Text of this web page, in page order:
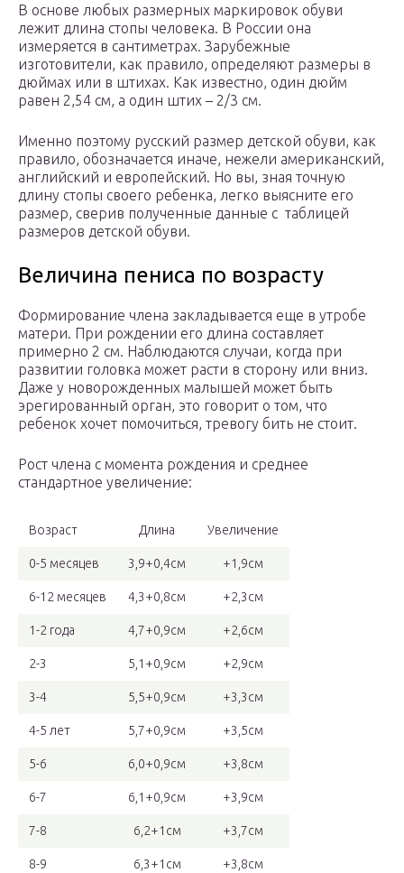
В основе любых размерных маркировок обуви
лежит длина стопы человека. В России она
измеряется в сантиметрах. Зарубежные
изготовители, как правило, определяют размеры в
дюймах или в штихах. Как известно, один дюйм
равен 2,54 см, а один штих – 2/3 см.
Именно поэтому русский размер детской обуви, как
правило, обозначается иначе, нежели американский,
английский и европейский. Но вы, зная точную
длину стопы своего ребенка, легко выясните его
размер, сверив полученные данные с таблицей
размеров детской обуви.
Величина пениса по возрасту
Формирование члена закладывается еще в утробе
матери. При рождении его длина составляет
примерно 2 см. Наблюдаются случаи, когда при
развитии головка может расти в сторону или вниз.
Даже у новорожденных малышей может быть
эрегированный орган, это говорит о том, что
ребенок хочет помочиться, тревогу бить не стоит.
Рост члена с момента рождения и среднее
стандартное увеличение:
Возраст Длина Увеличение
0-5 месяцев 3,9+0,4см +1,9см
6-12 месяцев 4,3+0,8см +2,3см
1-2 года 4,7+0,9см +2,6см
2-3 5,1+0,9см +2,9см
3-4 5,5+0,9см +3,3см
4-5 лет 5,7+0,9см +3,5см
5-6 6,0+0,9см +3,8см
6-7 6,1+0,9см +3,9см
7-8 6,2+1см +3,7см
8-9 6,3+1см +3,8см